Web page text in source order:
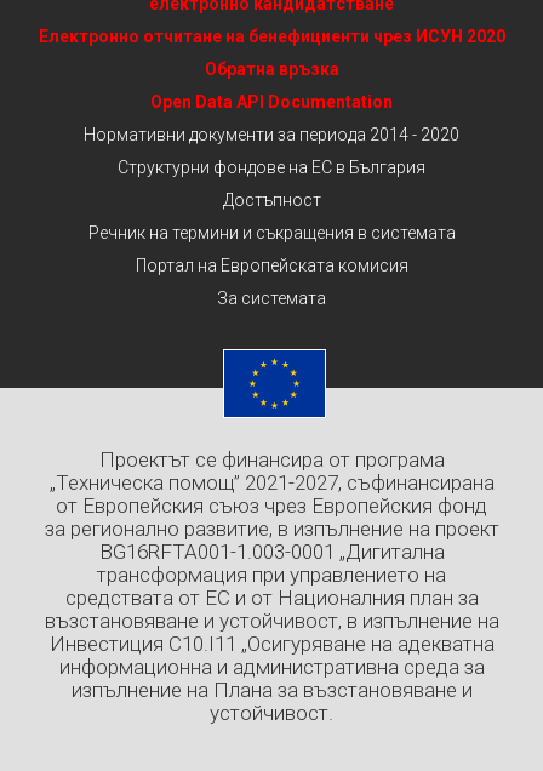
Електронно отчитане на бенефициенти чрез ИСУН 2020
Обратна връзка
Open Data API Documentation
Нормативни документи за периода 2014 - 2020
Структурни фондове на ЕС в България
Достъпност
Речник на термини и съкращения в системата
Портал на Европейската комисия
За системата
Проектът се финансира от програма
„Техническа помощ” 2021-2027, съфинансирана
от Европейския съюз чрез Европейския фонд
за регионално развитие, в изпълнение на проект
BG16RFTA001-1.003-0001 „Дигитална
трансформация при управлението на
средствата от ЕС и от Националния план за
възстановяване и устойчивост, в изпълнение на
Инвестиция C10.I11 „Осигуряване на адекватна
информационна и административна среда за
изпълнение на Плана за възстановяване и
устойчивост.